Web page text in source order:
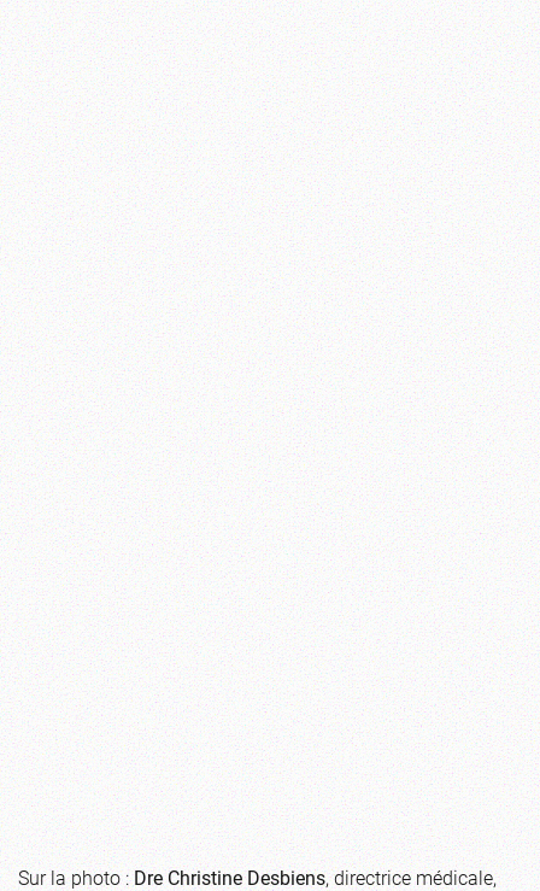
Sur la photo :Dre Christine Desbiens, directrice médicale,